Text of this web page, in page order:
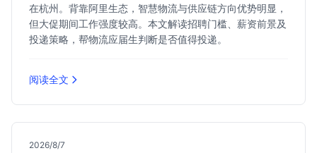
在杭州。背靠阿里生态，智慧物流与供应链方向优势明显，
但大促期间工作强度较高。本文解读招聘门槛、薪资前景及
投递策略，帮物流应届生判断是否值得投递。
阅读全文
2026/8/7